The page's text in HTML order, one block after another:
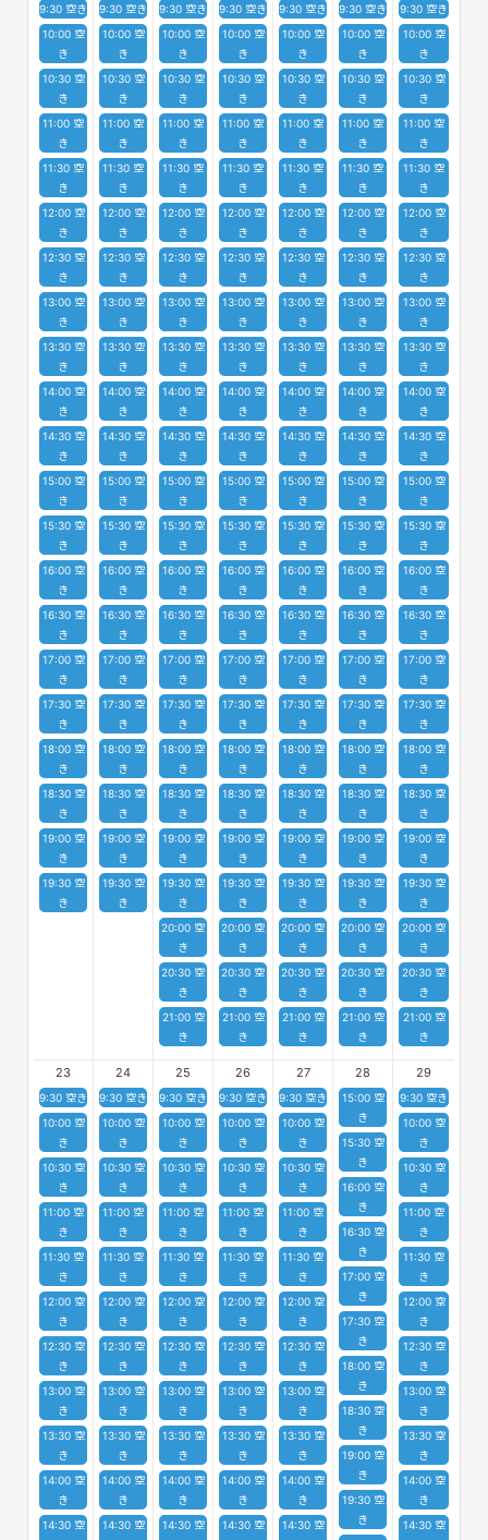
9:30 空き
10:00 空
き
10:30 空
き
11:00 空
き
11:30 空
き
12:00 空
き
12:30 空
き
13:00 空
き
13:30 空
き
14:00 空
き
14:30 空
き
15:00 空
き
15:30 空
き
16:00 空
き
16:30 空
き
17:00 空
き
17:30 空
き
18:00 空
き
18:30 空
き
19:00 空
き
19:30 空
き
9:30 空き
10:00 空
き
10:30 空
き
11:00 空
き
11:30 空
き
12:00 空
き
12:30 空
き
13:00 空
き
13:30 空
き
14:00 空
き
14:30 空
き
15:00 空
き
15:30 空
き
16:00 空
き
16:30 空
き
17:00 空
き
17:30 空
き
18:00 空
き
18:30 空
き
19:00 空
き
19:30 空
き
9:30 空き
10:00 空
き
10:30 空
き
11:00 空
き
11:30 空
き
12:00 空
き
12:30 空
き
13:00 空
き
13:30 空
き
14:00 空
き
14:30 空
き
15:00 空
き
15:30 空
き
16:00 空
き
16:30 空
き
17:00 空
き
17:30 空
き
18:00 空
き
18:30 空
き
19:00 空
き
19:30 空
き
20:00 空
き
20:30 空
き
21:00 空
き
9:30 空き
10:00 空
き
10:30 空
き
11:00 空
き
11:30 空
き
12:00 空
き
12:30 空
き
13:00 空
き
13:30 空
き
14:00 空
き
14:30 空
き
15:00 空
き
15:30 空
き
16:00 空
き
16:30 空
き
17:00 空
き
17:30 空
き
18:00 空
き
18:30 空
き
19:00 空
き
19:30 空
き
20:00 空
き
20:30 空
き
21:00 空
き
9:30 空き
10:00 空
き
10:30 空
き
11:00 空
き
11:30 空
き
12:00 空
き
12:30 空
き
13:00 空
き
13:30 空
き
14:00 空
き
14:30 空
き
15:00 空
き
15:30 空
き
16:00 空
き
16:30 空
き
17:00 空
き
17:30 空
き
18:00 空
き
18:30 空
き
19:00 空
き
19:30 空
き
20:00 空
き
20:30 空
き
21:00 空
き
9:30 空き
10:00 空
き
10:30 空
き
11:00 空
き
11:30 空
き
12:00 空
き
12:30 空
き
13:00 空
き
13:30 空
き
14:00 空
き
14:30 空
き
15:00 空
き
15:30 空
き
16:00 空
き
16:30 空
き
17:00 空
き
17:30 空
き
18:00 空
き
18:30 空
き
19:00 空
き
19:30 空
き
20:00 空
き
20:30 空
き
21:00 空
き
9:30 空き
10:00 空
き
10:30 空
き
11:00 空
き
11:30 空
き
12:00 空
き
12:30 空
き
13:00 空
き
13:30 空
き
14:00 空
き
14:30 空
き
15:00 空
き
15:30 空
き
16:00 空
き
16:30 空
き
17:00 空
き
17:30 空
き
18:00 空
き
18:30 空
き
19:00 空
き
19:30 空
き
20:00 空
き
20:30 空
き
21:00 空
き
23
9:30 空き
10:00 空
き
10:30 空
き
11:00 空
き
11:30 空
き
12:00 空
き
12:30 空
き
13:00 空
き
13:30 空
き
14:00 空
き
14:30 空
24
9:30 空き
10:00 空
き
10:30 空
き
11:00 空
き
11:30 空
き
12:00 空
き
12:30 空
き
13:00 空
き
13:30 空
き
14:00 空
き
14:30 空
25
9:30 空き
10:00 空
き
10:30 空
き
11:00 空
き
11:30 空
き
12:00 空
き
12:30 空
き
13:00 空
き
13:30 空
き
14:00 空
き
14:30 空
26
9:30 空き
10:00 空
き
10:30 空
き
11:00 空
き
11:30 空
き
12:00 空
き
12:30 空
き
13:00 空
き
13:30 空
き
14:00 空
き
14:30 空
27
9:30 空き
10:00 空
き
10:30 空
き
11:00 空
き
11:30 空
き
12:00 空
き
12:30 空
き
13:00 空
き
13:30 空
き
14:00 空
き
14:30 空
28
15:00 空
き
15:30 空
き
16:00 空
き
16:30 空
き
17:00 空
き
17:30 空
き
18:00 空
き
18:30 空
き
19:00 空
き
19:30 空
き
29
9:30 空き
10:00 空
き
10:30 空
き
11:00 空
き
11:30 空
き
12:00 空
き
12:30 空
き
13:00 空
き
13:30 空
き
14:00 空
き
14:30 空